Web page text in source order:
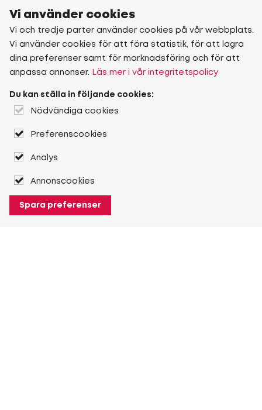
Vi använder cookies
Vi och tredje parter använder cookies på vår webbplats.
Vi använder cookies för att föra statistik, för att lagra
dina preferenser samt för marknadsföring och för att
anpassa annonser.
Läs mer i vår integritetspolicy
Du kan ställa in följande cookies:
Nödvändiga cookies
Preferenscookies
Analys
Annonscookies
Spara preferenser